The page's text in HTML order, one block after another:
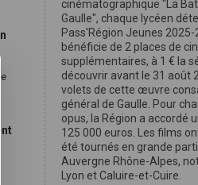
cinématographique "La
Gaulle", chaque lycéen
Pass'Région Jeunes 2025-
bénéficie de 2 places de
supplémentaires, à 1 € la
découvrir avant le 31 août
volets de cette œuvre
général de Gaulle. Pour
opus, la Région a accordé
125 000 euros. Les films
été tournés en grande
Auvergne Rhône-Alpes,
Lyon et Caluire-et-Cuire.